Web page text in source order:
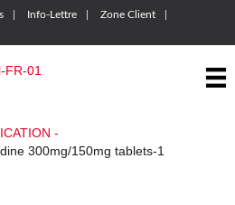
Info-Lettre Zone Client
-
300mg/150mg tablets-1